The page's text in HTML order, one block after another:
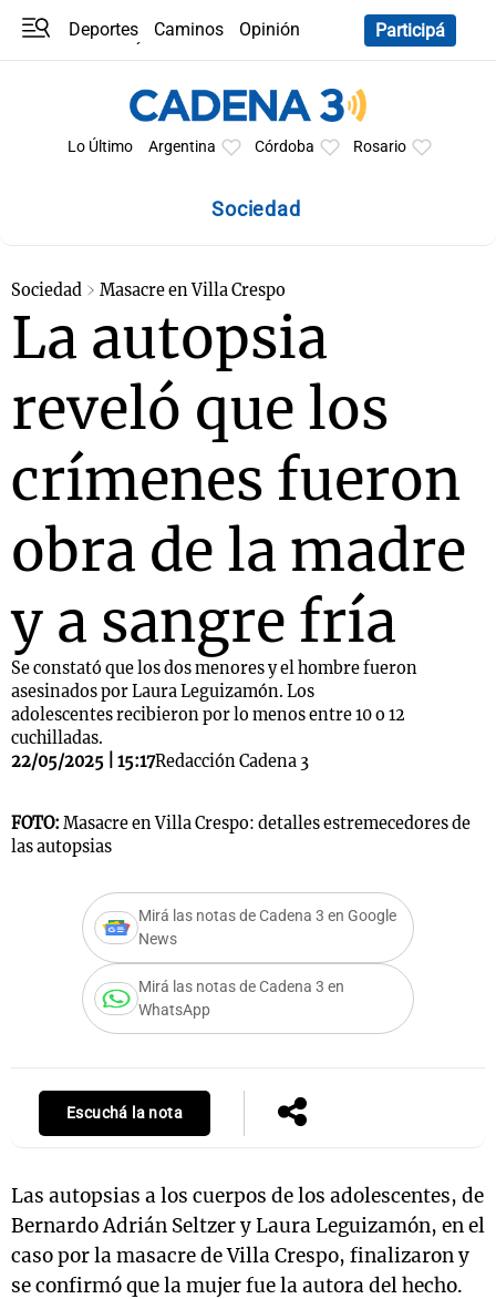
Deportes Caminos
Opinión
Participá
Lo Último Argentina Córdoba Rosario
Sociedad
Sociedad Masacre en Villa Crespo
La autopsia
reveló que los
crímenes fueron
obra de la madre
y a sangre fría
Se constató que los dos menores y el hombre fueron
asesinados por Laura Leguizamón. Los
adolescentes recibieron por lo menos entre 10 o 12
cuchilladas.
22/05/2025 | 15:17Redacción Cadena 3
FOTO: Masacre en Villa Crespo: detalles estremecedores de
las autopsias
Mirá las notas de Cadena 3 en Google
News
Mirá las notas de Cadena 3 en
WhatsApp
Escuchá la nota
Las autopsias a los cuerpos de los adolescentes, de
Bernardo Adrián Seltzer y Laura Leguizamón, en el
caso por la masacre de Villa Crespo, finalizaron y
se confirmó que la mujer fue la autora del hecho.
Notas